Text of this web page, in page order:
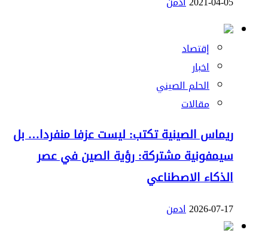
إقتصاد
اخبار
الحلم الصيني
مقالات
ريماس الصينية تكتب: ليست عزفا منفردا… بل
سيمفونية مشتركة: رؤية الصين في عصر
الذكاء الاصطناعي
2026-07-17ادمن